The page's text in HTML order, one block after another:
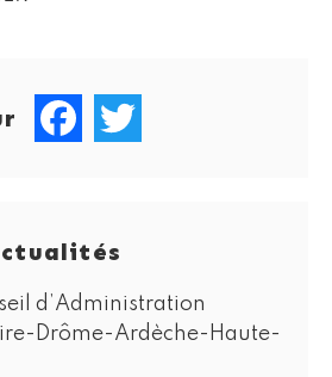
Facebook
d’Administration
Drôme-Ardèche-Haute-